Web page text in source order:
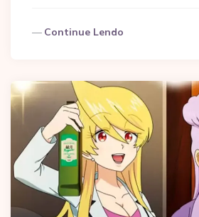
Continue Lendo